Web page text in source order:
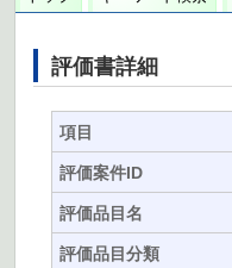
評価書詳細
項目
評価案件ID
評価品目名
評価品目分類